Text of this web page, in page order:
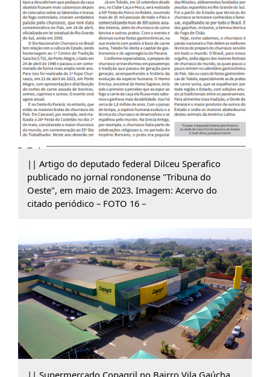
|| Artigo do deputado federal Dilceu Sperafico
publicado no jornal rondonense "Tribuna do
Oeste", em maio de 2023. Imagem: Acervo do
citado periódico – FOTO 16 –
|| Supermercado Copagril no Bairro Vila Gaúcha,